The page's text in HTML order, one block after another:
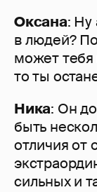
Оксана: Ну
в людей?
может тебя
то ты
Ника: Он
быть
отличия
сильных и